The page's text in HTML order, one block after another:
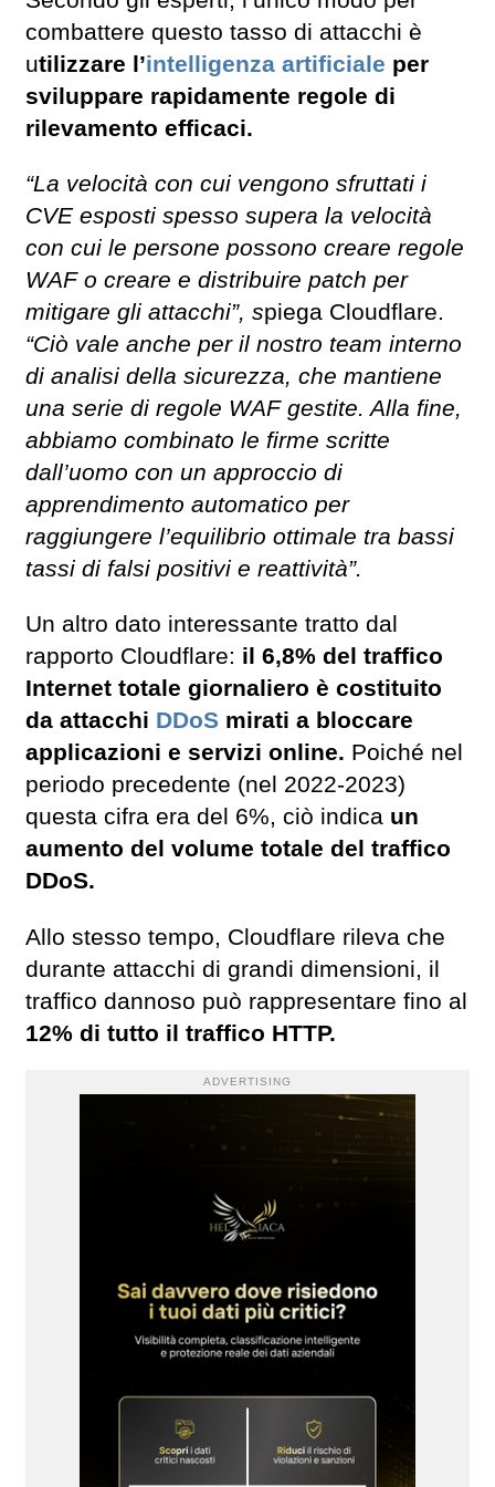
combattere questo tasso di attacchi è
utilizzare l’intelligenza artificiale per
sviluppare rapidamente regole di
rilevamento efficaci.
“La velocità con cui vengono sfruttati i
CVE esposti spesso supera la velocità
con cui le persone possono creare regole
WAF o creare e distribuire patch per
mitigare gli attacchi”, spiega Cloudflare.
“Ciò vale anche per il nostro team interno
di analisi della sicurezza, che mantiene
una serie di regole WAF gestite. Alla fine,
abbiamo combinato le firme scritte
dall’uomo con un approccio di
apprendimento automatico per
raggiungere l’equilibrio ottimale tra bassi
tassi di falsi positivi e reattività”.
Un altro dato interessante tratto dal
rapporto Cloudflare: il 6,8% del traffico
Internet totale giornaliero è costituito
da attacchi DDoS mirati a bloccare
applicazioni e servizi online. Poiché nel
periodo precedente (nel 2022-2023)
questa cifra era del 6%, ciò indica un
aumento del volume totale del traffico
DDoS.
Allo stesso tempo, Cloudflare rileva che
durante attacchi di grandi dimensioni, il
traffico dannoso può rappresentare fino al
12% di tutto il traffico HTTP.
ADVERTISING